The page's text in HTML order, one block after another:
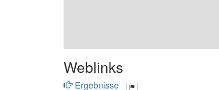
Weblinks
Ergebnisse